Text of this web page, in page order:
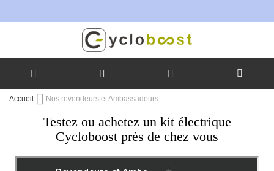
Allez
Accueil Nos revendeurs et Ambassadeurs
Testez ou achetez un kit électrique
Cycloboost près de chez vous